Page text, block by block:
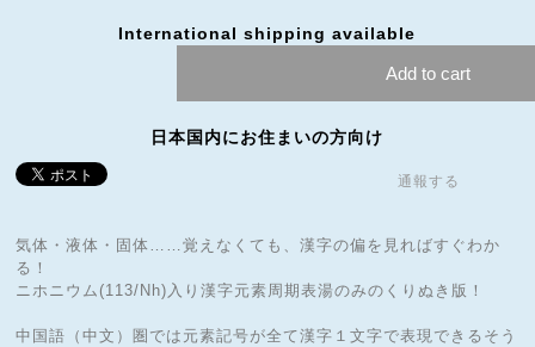
International shipping available
Add to cart
日本国内にお住まいの方向け
通報する
気体・液体・固体……覚えなくても、漢字の偏を見ればすぐわか
る！
ニホニウム(113/Nh)入り漢字元素周期表湯のみのくりぬき版！
中国語（中文）圏では元素記号が全て漢字１文字で表現できるそう